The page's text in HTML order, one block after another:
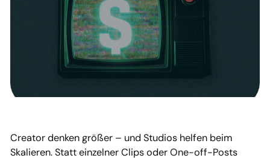
Creator denken größer – und Studios helfen beim
Skalieren. Statt einzelner Clips oder One-off-Posts